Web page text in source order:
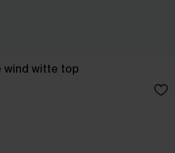
wind witte top